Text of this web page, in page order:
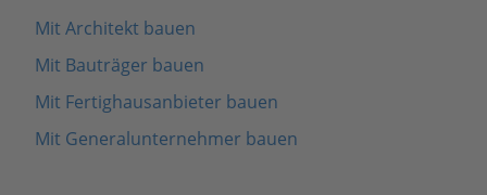
Mit Architekt bauen
Mit Bauträger bauen
Mit Fertighausanbieter bauen
Mit Generalunternehmer bauen